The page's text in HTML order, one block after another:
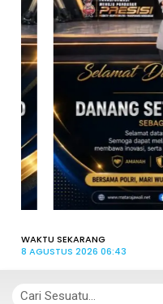
WAKTU SEKARANG
8 AGUSTUS 2026 06:43